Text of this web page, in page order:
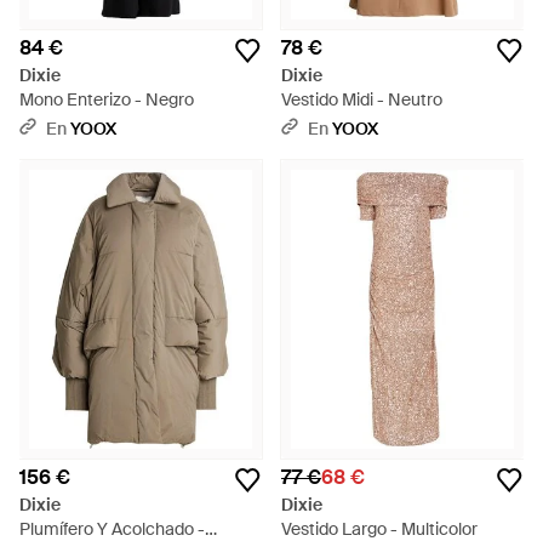
84 €
Dixie
Mono Enterizo - Negro
EnYOOX
78 €
Dixie
Vestido Midi - Neutro
EnYOOX
156 €
Dixie
Plumífero Y Acolchado -
77 €68 €
Dixie
Vestido Largo - Multicolor